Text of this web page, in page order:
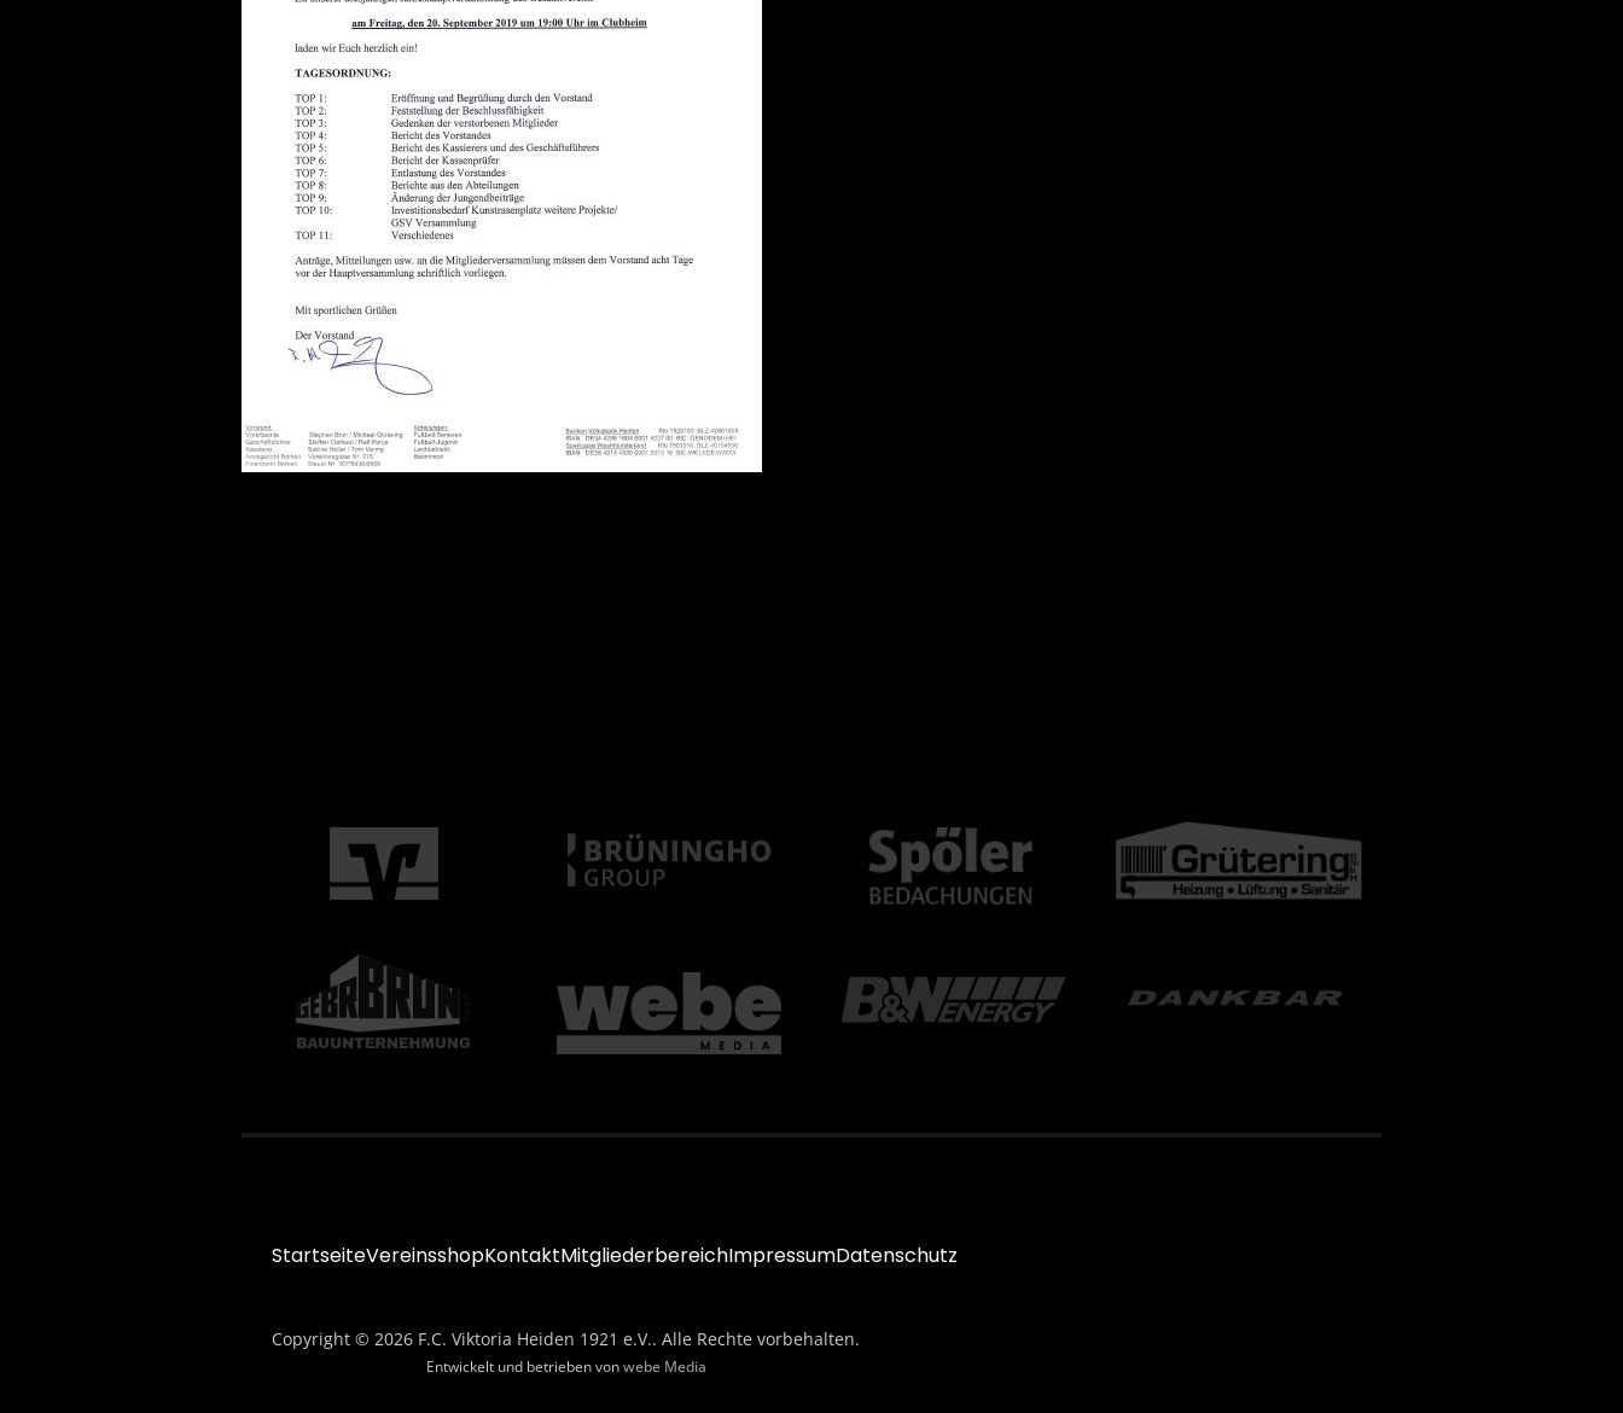
StartseiteVereinsshopKontaktMitgliederbereichImpressumDatenschutz
Copyright © 2026 F.C. Viktoria Heiden 1921 e.V.. Alle Rechte vorbehalten.
Entwickelt und betrieben vonwebe Media